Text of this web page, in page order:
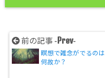
前の記事 - Prev-
瞑想で雑念がでるのは
何故か？